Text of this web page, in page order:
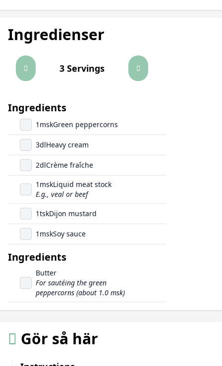
Ingredienser
3 Servings
Ingredients
1 mskGreen peppercorns
3dlHeavy cream
2dlCrème fraîche
1 mskLiquid meat stock
E.g., veal or beef
1tskDijon mustard
1 mskSoy sauce
Ingredients
Butter
For sautéing the green
peppercorns (about 1.0 msk)
Gör så här